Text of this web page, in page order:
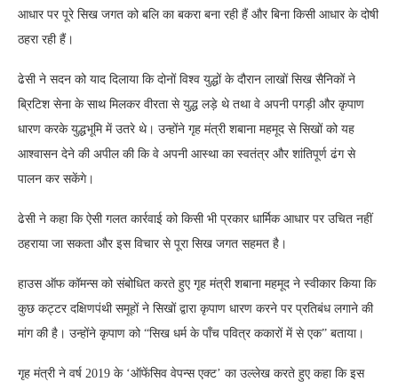
आधार पर पूरे सिख जगत को बलि का बकरा बना रही हैं और बिना किसी आधार के दोषी
ठहरा रही हैं।
ढेसी ने सदन को याद दिलाया कि दोनों विश्व युद्धों के दौरान लाखों सिख सैनिकों ने
ब्रिटिश सेना के साथ मिलकर वीरता से युद्ध लड़े थे तथा वे अपनी पगड़ी और कृपाण
धारण करके युद्धभूमि में उतरे थे। उन्होंने गृह मंत्री शबाना महमूद से सिखों को यह
आश्वासन देने की अपील की कि वे अपनी आस्था का स्वतंत्र और शांतिपूर्ण ढंग से
पालन कर सकेंगे।
ढेसी ने कहा कि ऐसी गलत कार्रवाई को किसी भी प्रकार धार्मिक आधार पर उचित नहीं
ठहराया जा सकता और इस विचार से पूरा सिख जगत सहमत है।
हाउस ऑफ कॉमन्स को संबोधित करते हुए गृह मंत्री शबाना महमूद ने स्वीकार किया कि
कुछ कट्टर दक्षिणपंथी समूहों ने सिखों द्वारा कृपाण धारण करने पर प्रतिबंध लगाने की
मांग की है। उन्होंने कृपाण को “सिख धर्म के पाँच पवित्र ककारों में से एक” बताया।
गृह मंत्री ने वर्ष 2019 के ‘ऑफेंसिव वेपन्स एक्ट’ का उल्लेख करते हुए कहा कि इस